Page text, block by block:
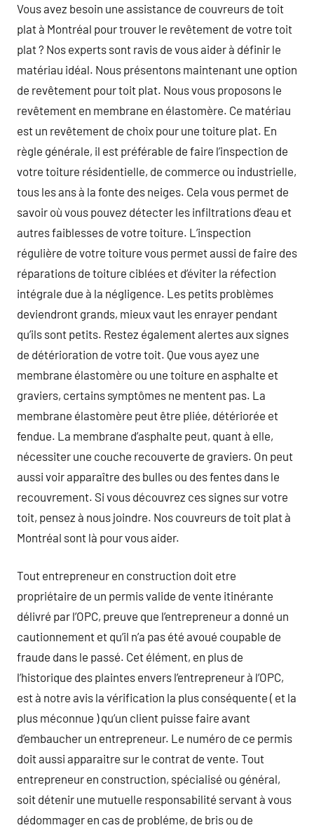
Vous avez besoin une assistance de couvreurs de toit
plat à Montréal pour trouver le revêtement de votre toit
plat ? Nos experts sont ravis de vous aider à définir le
matériau idéal. Nous présentons maintenant une option
de revêtement pour toit plat. Nous vous proposons le
revêtement en membrane en élastomère. Ce matériau
est un revêtement de choix pour une toiture plat. En
règle générale, il est préférable de faire l’inspection de
votre toiture résidentielle, de commerce ou industrielle,
tous les ans à la fonte des neiges. Cela vous permet de
savoir où vous pouvez détecter les infiltrations d’eau et
autres faiblesses de votre toiture. L’inspection
régulière de votre toiture vous permet aussi de faire des
réparations de toiture ciblées et d’éviter la réfection
intégrale due à la négligence. Les petits problèmes
deviendront grands, mieux vaut les enrayer pendant
qu’ils sont petits. Restez également alertes aux signes
de détérioration de votre toit. Que vous ayez une
membrane élastomère ou une toiture en asphalte et
graviers, certains symptômes ne mentent pas. La
membrane élastomère peut être pliée, détériorée et
fendue. La membrane d’asphalte peut, quant à elle,
nécessiter une couche recouverte de graviers. On peut
aussi voir apparaître des bulles ou des fentes dans le
recouvrement. Si vous découvrez ces signes sur votre
toit, pensez à nous joindre. Nos couvreurs de toit plat à
Montréal sont là pour vous aider.
Tout entrepreneur en construction doit etre
propriétaire de un permis valide de vente itinérante
délivré par l’OPC, preuve que l’entrepreneur a donné un
cautionnement et qu’il n’a pas été avoué coupable de
fraude dans le passé. Cet élément, en plus de
l’historique des plaintes envers l’entrepreneur à l’OPC,
est à notre avis la vérification la plus conséquente ( et la
plus méconnue ) qu’un client puisse faire avant
d’embaucher un entrepreneur. Le numéro de ce permis
doit aussi apparaitre sur le contrat de vente. Tout
entrepreneur en construction, spécialisé ou général,
soit détenir une mutuelle responsabilité servant à vous
dédommager en cas de probléme, de bris ou de